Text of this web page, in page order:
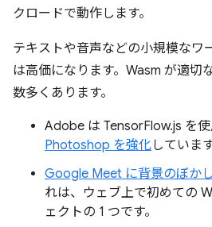
クロードで動作します。
テキストや音声などの小規模なワ
は高価になります。Wasm が適切
数多くあります。
Adobe は TensorFlow.js を使
Photoshop を強化 しています
Google Meet に背景のぼか
れは、ウェブ上で初めての
ェクトの 1 つです。